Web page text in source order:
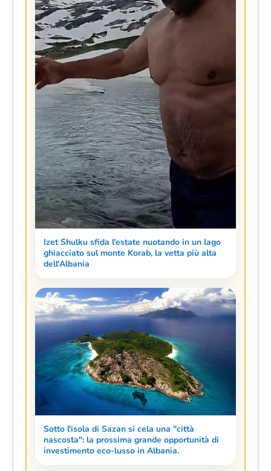
Izet Shulku sfida l'estate nuotando in un lago
ghiacciato sul monte Korab, la vetta più alta
dell'Albania
Sotto l'isola di Sazan si cela una "città
nascosta": la prossima grande opportunità di
investimento eco-lusso in Albania.